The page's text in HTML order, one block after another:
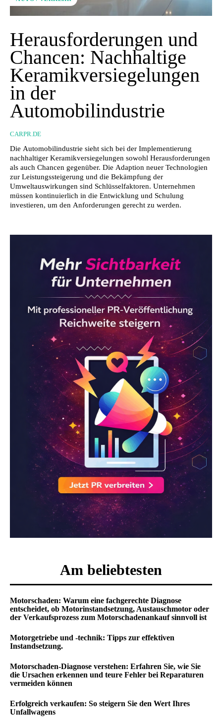
Herausforderungen und
Chancen: Nachhaltige
Keramikversiegelungen
in der
Automobilindustrie
CARPR.DE
Die Automobilindustrie sieht sich bei der Implementierung
nachhaltiger Keramikversiegelungen sowohl Herausforderungen
als auch Chancen gegenüber. Die Adaption neuer Technologien
zur Leistungssteigerung und die Bekämpfung der
Umweltauswirkungen sind Schlüsselfaktoren. Unternehmen
müssen kontinuierlich in die Entwicklung und Schulung
investieren, um den Anforderungen gerecht zu werden.
Am beliebtesten
Motorschaden: Warum eine fachgerechte Diagnose
entscheidet, ob Motorinstandsetzung, Austauschmotor oder
der Verkaufsprozess zum Motorschadenankauf sinnvoll ist
Motorgetriebe und -technik: Tipps zur effektiven
Instandsetzung.
Motorschaden-Diagnose verstehen: Erfahren Sie, wie Sie
die Ursachen erkennen und teure Fehler bei Reparaturen
vermeiden können
Erfolgreich verkaufen: So steigern Sie den Wert Ihres
Unfallwagens